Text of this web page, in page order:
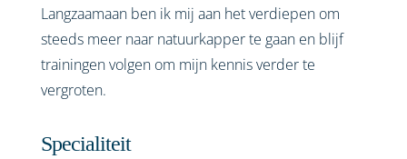
Langzaamaan ben ik mij aan het verdiepen om
steeds meer naar natuurkapper te gaan en blijf
trainingen volgen om mijn kennis verder te
vergroten.
Specialiteit